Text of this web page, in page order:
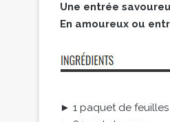
Une entrée
En amoureux ou
► 1 paquet de